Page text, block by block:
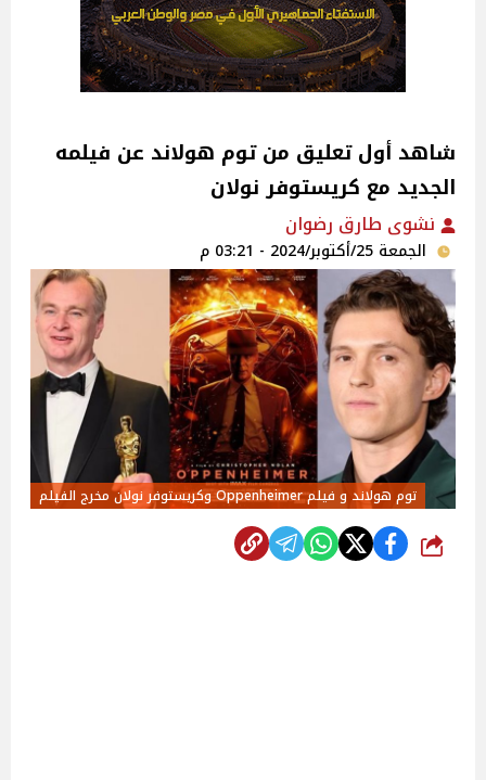
شاهد أول تعليق من توم هولاند عن فيلمه
الجديد مع كريستوفر نولان
نشوى طارق رضوان
الجمعة 25/أكتوبر/2024 - 03:21 م
توم هولاند و فيلم Oppenheimer وكريستوفر نولان مخرج الفيلم
شارك